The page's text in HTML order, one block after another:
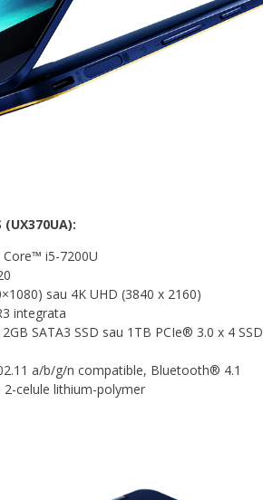
i5-7200U
sau 4K UHD (3840 x 2160)
integrata
SATA3 SSD sau 1TB PCIe® 3.0 x 4 SSD
a/b/g/n compatible, Bluetooth® 4.1
celule lithium-polymer